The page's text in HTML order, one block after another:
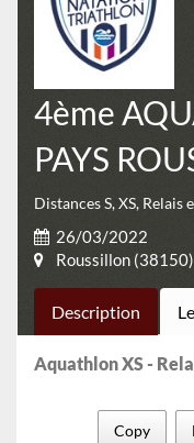
4ème
PAYS
Distances S, XS, Relais
26/03/2022
Roussillon (38150)
Description
Aquathlon XS -
Copy